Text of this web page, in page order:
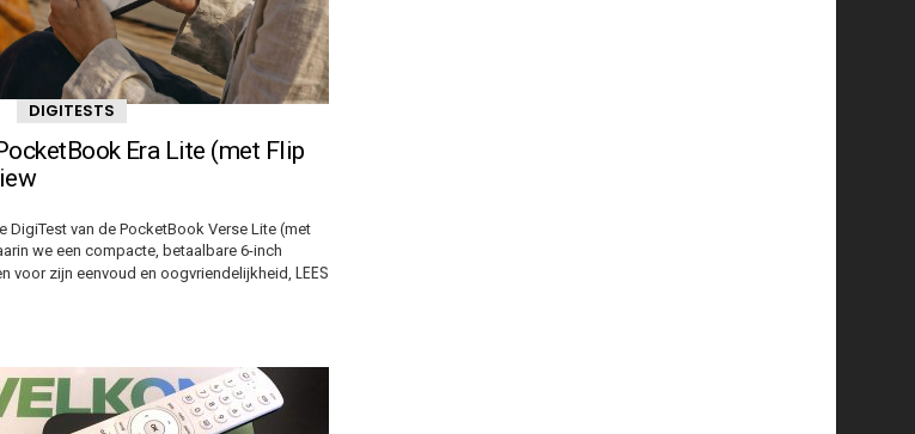
DIGITESTS
Era Lite (met Flip
DigiTest van de PocketBook Verse Lite (met
we een compacte, betaalbare 6-inch
voor zijn eenvoud en oogvriendelijkheid, LEES